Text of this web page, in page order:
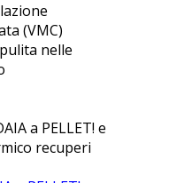
(VMC)
nelle